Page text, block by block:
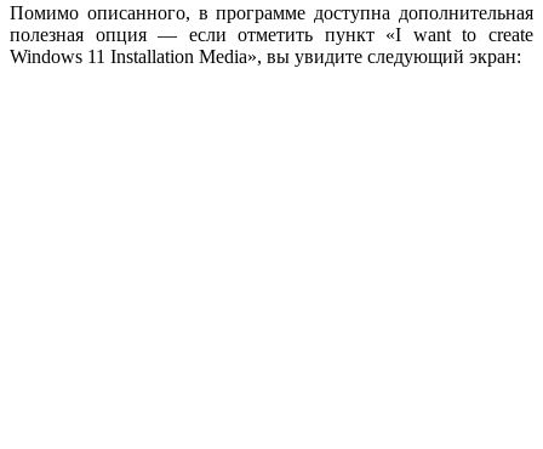
Помимо описанного, в программе доступна дополнительная
полезная опция — если отметить пункт «I want to create
Windows 11 Installation Media», вы увидите следующий экран: